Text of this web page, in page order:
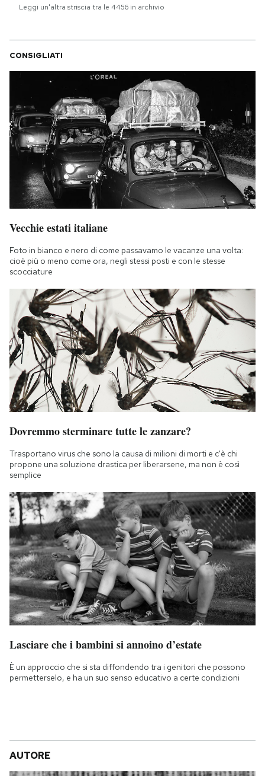
SHOP
CALENDARIO
AREA PERSONALE
Area Personale
Newsletter
Notifiche mobile
Regala il Post
Esci
Leggi un'altra striscia tra le 4456 in archivio
CONSIGLIATI
Vecchie estati italiane
Foto in bianco e nero di come passavamo le vacanze una volta:
cioè più o meno come ora, negli stessi posti e con le stesse
scocciature
Dovremmo sterminare tutte le zanzare?
Trasportano virus che sono la causa di milioni di morti e c'è chi
propone una soluzione drastica per liberarsene, ma non è così
semplice
Lasciare che i bambini si annoino d’estate
È un approccio che si sta diffondendo tra i genitori che possono
permetterselo, e ha un suo senso educativo a certe condizioni
AUTORE